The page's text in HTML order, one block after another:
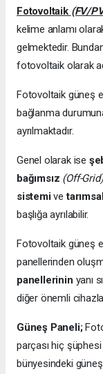
Fotovoltaik (FV/
kelime anlamı
gelmektedir.
fotovoltaik olarak
Fotovoltaik güneş
bağlanma
ayrılmaktadır.
Genel olarak ise
bağımsız (Off-
sistemive
başlığa ayrılabilir.
Fotovoltaik güneş
panellerinden
panellerinin yanı
diğer önemli
Güneş Paneli;
parçası hiç şüphesi
bünyesindeki